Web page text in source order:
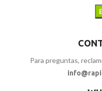
Para preguntas,